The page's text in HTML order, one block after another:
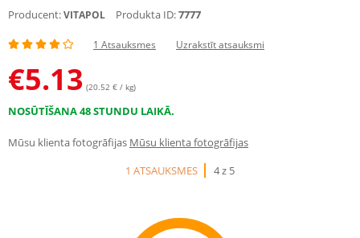
Producent:VITAPOL Produkta ID:7777
1 Atsauksmes Uzrakstīt atsauksmi
€5.13 (20.52 € / kg)
NOSŪTĪŠANA 48 STUNDU LAIKĀ.
Mūsu klienta fotogrāfijas Mūsu klienta fotogrāfijas
1 ATSAUKSMES
4 z 5